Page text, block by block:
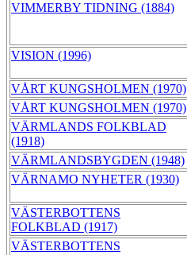
VIMMERBY TIDNING (1884)
VISION (1996)
VÅRT KUNGSHOLMEN (1970)
VÅRT KUNGSHOLMEN (1970)
VÄRMLANDS FOLKBLAD
(1918)
VÄRMLANDSBYGDEN (1948)
VÄRNAMO NYHETER (1930)
VÄSTERBOTTENS
FOLKBLAD (1917)
VÄSTERBOTTENS